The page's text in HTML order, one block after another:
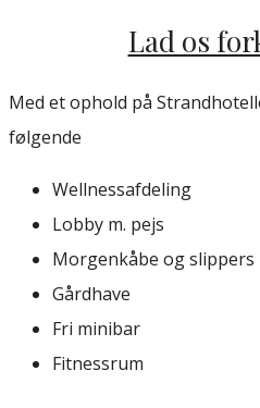
Lad os
Med et ophold på
følgende
Wellnessafdeling
Lobby m. pejs
Morgenkåbe og slippers
Gårdhave
Fri minibar
Fitnessrum